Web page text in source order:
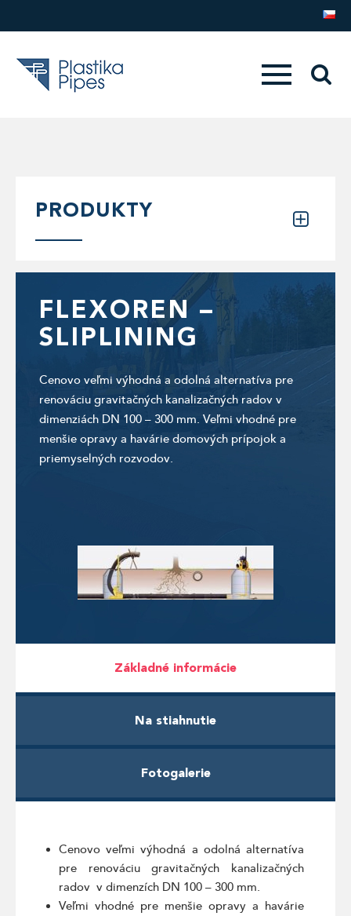
PRODUKTY
FLEXOREN –
SLIPLINING
Cenovo veľmi výhodná a odolná alternatíva pre
renováciu gravitačných kanalizačných radov v
dimenziách DN 100 – 300 mm. Veľmi vhodné pre
menšie opravy a havárie domových prípojok a
priemyselných rozvodov.
Základné informácie
Na stiahnutie
Fotogalerie
Cenovo veľmi výhodná a odolná alternatíva
pre renováciu gravitačných kanalizačných
radov v dimenzích DN 100 – 300 mm.
Veľmi vhodné pre menšie opravy a havárie